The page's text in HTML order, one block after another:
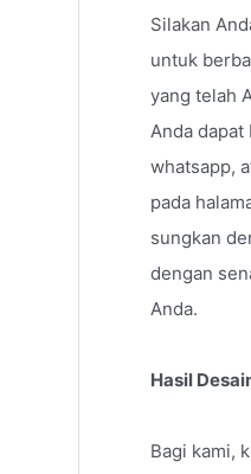
Silakan
untuk
yang telah
Anda
whatsapp,
pada
sungkan
dengan
Anda.
Hasil
Bagi kami,